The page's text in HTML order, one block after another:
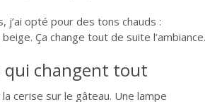
j’ai opté pour des tons chauds :
Ça change tout de suite l’ambiance.
qui changent tout
la cerise sur le gâteau. Une lampe